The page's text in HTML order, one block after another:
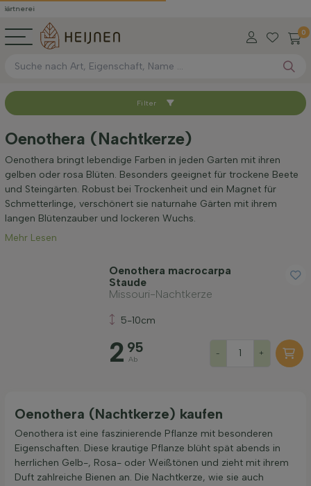
0
Sortieren nach
Standort
Anwendung
Blütezeit
Filter
Oenothera (Nachtkerze)
Oenothera bringt lebendige Farben in jeden Garten mit ihren
gelben oder rosa Blüten. Besonders geeignet für trockene Beete
und Steingärten. Robust bei Trockenheit und ein Magnet für
Schmetterlinge, verschönert sie naturnahe Gärten mit ihrem
langen Blütenzauber und lockeren Wuchs.
Mehr Lesen
Oenothera macrocarpa
Staude
Missouri-Nachtkerze
5-10cm
2 95
Ab
- +
Oenothera (Nachtkerze) kaufen
Oenothera ist eine faszinierende Pflanze mit besonderen
Eigenschaften. Diese krautige Pflanze blüht spät abends in
herrlichen Gelb-, Rosa- oder Weißtönen und zieht mit ihrem
Duft zahlreiche Bienen an. Die Nachtkerze, wie sie auch